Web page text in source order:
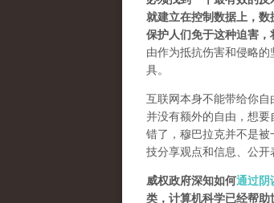
就建立在控制数据上，
保护人们免于这种迫害
由作为抵抗伤害和侵略
具。
互联网本身不能带给你
并没有额外的自由，想
错了，穆巴拉克并不是
技分享观点和信息、公开
威权政府深知如何通过阴
类，计算机科学已经帮